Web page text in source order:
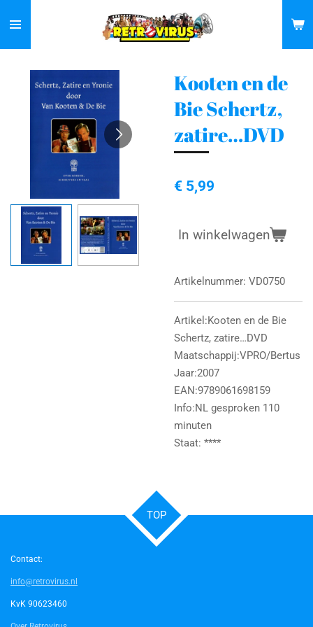
direct
naar
hoofdinhoud
Kooten en de
Bie Schertz,
zatire…DVD
€ 5,99
In winkelwagen
Artikelnummer: VD0750
Artikel:Kooten en de Bie
Schertz, zatire…DVD
Maatschappij:VPRO/Bertus
Jaar:2007
EAN:9789061698159
Info:NL gesproken 110
minuten
Staat: ****
TOP
Contact:
info@retrovirus.nl
KvK 90623460